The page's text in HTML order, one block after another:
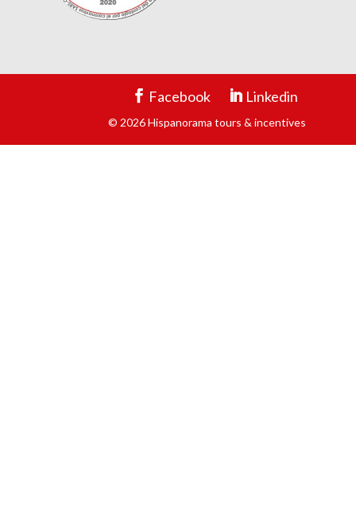
Facebook Linkedin
© 2026 Hispanorama tours & incentives